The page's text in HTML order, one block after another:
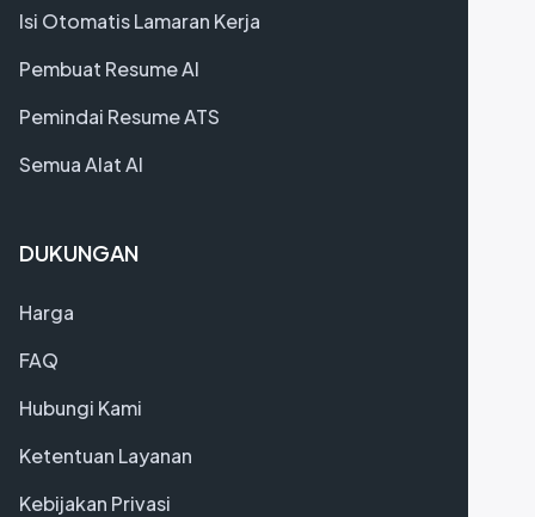
Isi Otomatis Lamaran Kerja
Pembuat Resume AI
Pemindai Resume ATS
Semua Alat AI
DUKUNGAN
Harga
FAQ
Hubungi Kami
Ketentuan Layanan
Kebijakan Privasi